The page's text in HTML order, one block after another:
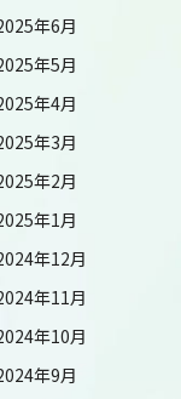
年6月
年5月
年4月
年3月
年2月
年1月
年12月
年11月
年10月
年9月